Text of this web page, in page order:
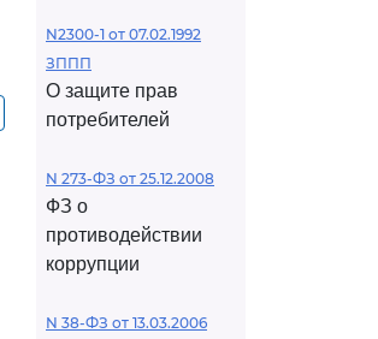
N2300-1 от 07.02.1992
ЗППП
О защите прав
потребителей
N 273-ФЗ от 25.12.2008
ФЗ о
противодействии
коррупции
N 38-ФЗ от 13.03.2006